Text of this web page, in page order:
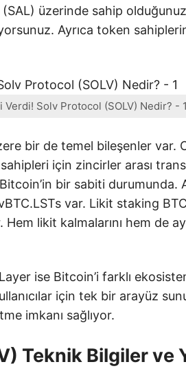
üzerinde sahip olduğunuz
Ayrıca token
Solv Protocol (SOLV) Nedir? - 1
bir de temel bileşenler var.
için zincirler arası
bir sabiti durumunda.
var. Likit staking
likit kalmalarını hem de
ise Bitcoin’i farklı
için tek bir arayüz
imkanı sağlıyor.
Teknik Bilgiler ve